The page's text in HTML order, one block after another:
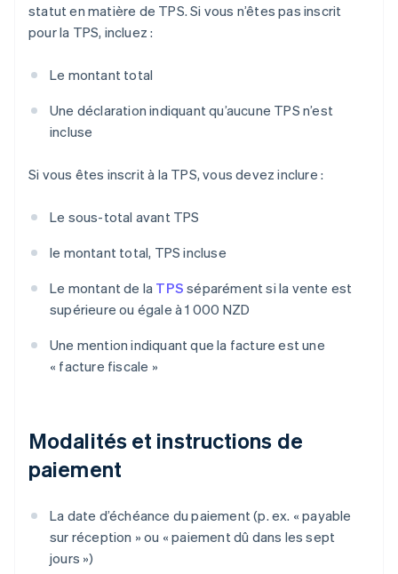
statut en matière de TPS. Si vous n’êtes pas inscrit
pour la TPS, incluez :
Le montant total
Une déclaration indiquant qu’aucune TPS n’est
incluse
Si vous êtes inscrit à la TPS, vous devez inclure :
Le sous-total avant TPS
le montant total, TPS incluse
Le montant de la TPS séparément si la vente est
supérieure ou égale à 1 000 NZD
Une mention indiquant que la facture est une
« facture fiscale »
Modalités et instructions de
paiement
La date d’échéance du paiement (p. ex. « payable
sur réception » ou « paiement dû dans les sept
jours »)